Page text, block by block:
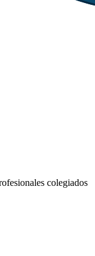
colegiados